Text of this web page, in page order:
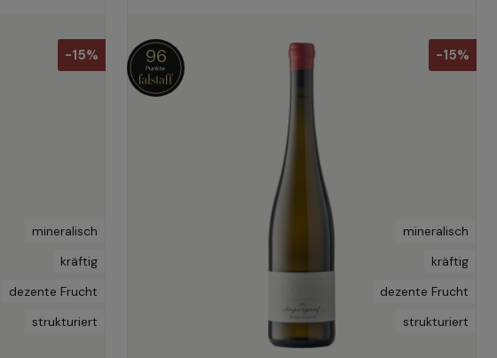
-15%
mineralisch
kräftig
dezente Frucht
strukturiert
-15%
96
mineralisch
kräftig
dezente Frucht
strukturiert